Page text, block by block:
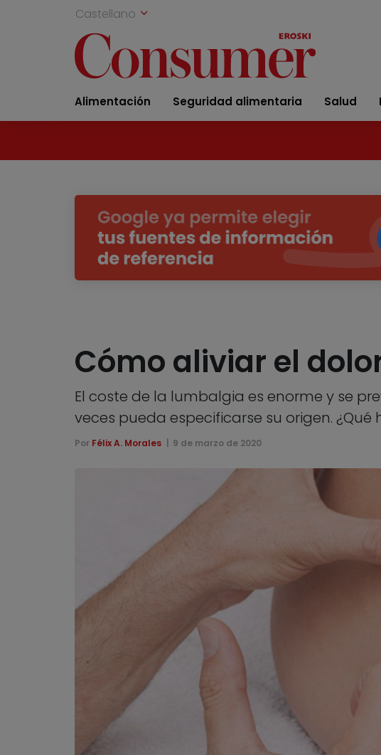
Castellano
Alimentación Seguridad alimentaria Salud
Cómo aliviar el
El coste de la lumbalgia es enorme y se
veces pueda especificarse su origen.
Por Félix A. Morales 9 de marzo de 2020